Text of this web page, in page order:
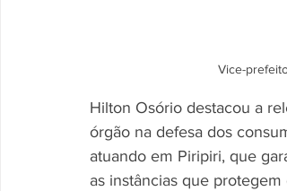
Vice-
Hilton Osório destacou a
órgão na defesa dos
atuando em Piripiri, que
as instâncias que protegem